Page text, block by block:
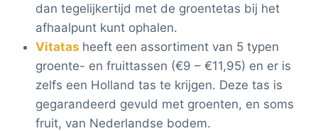
dan tegelijkertijd met de groentetas bij het
afhaalpunt kunt ophalen.
Vitatas heeft een assortiment van 5 typen
groente- en fruittassen (€9 – €11,95) en er is
zelfs een Holland tas te krijgen. Deze tas is
gegarandeerd gevuld met groenten, en soms
fruit, van Nederlandse bodem.